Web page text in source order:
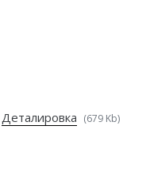
Деталировка (679 Kb)